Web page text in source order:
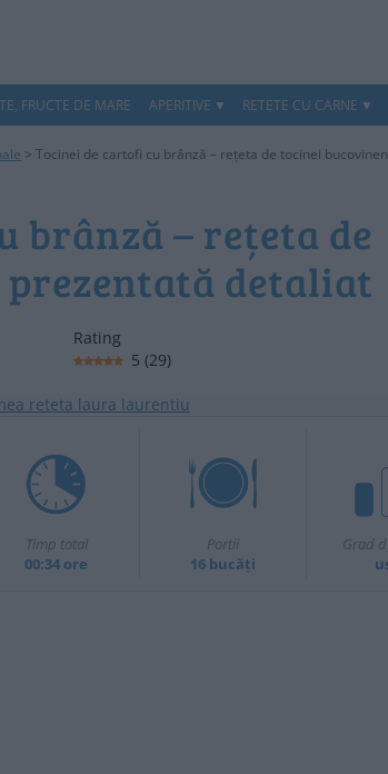
FRUCTE DE MARE APERITIVE RETETE CU CARNE
> Tocinei de cartofi cu brânză – rețeta de tocinei
brânză – rețeta de
detaliat
Rating
5 (29)
Timp total
00:34 ore
Portii
16 bucăți
Grad